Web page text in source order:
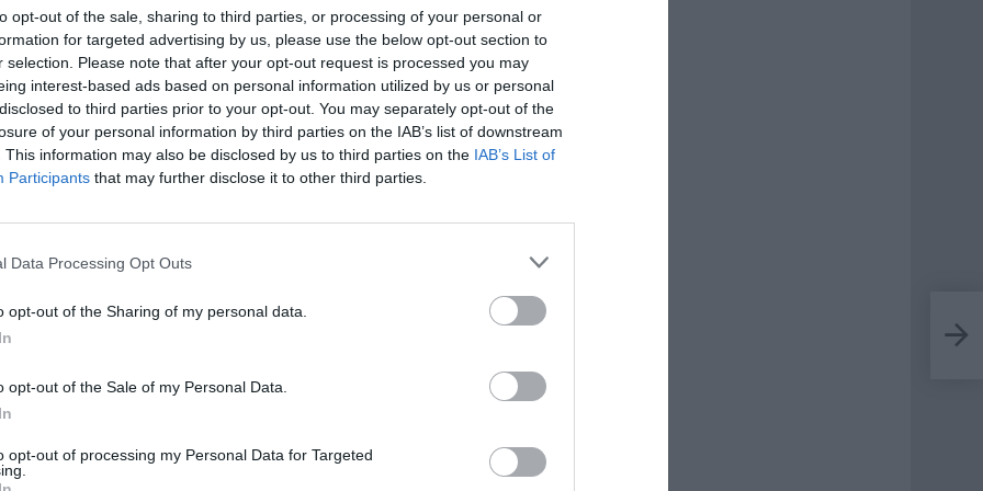
opt-out of the sale, sharing to third parties, or processing of your personal or
for targeted advertising by us, please use the below opt-out section to
selection. Please note that after your opt-out request is processed you may
interest-based ads based on personal information utilized by us or personal
to third parties prior to your opt-out. You may separately opt-out of the
of your personal information by third parties on the IAB’s list of downstream
This information may also be disclosed by us to third parties on the IAB’s List of
Participants that may further disclose it to other third parties.
Data Processing Opt Outs
opt-out of the Sharing of my personal data.
opt-out of the Sale of my Personal Data.
opt-out of processing my Personal Data for Targeted
et la foi. Dites-moi, qui a la foi? Et qui n’a
on accuse et on récuse, on s’amuse, on
et des refuges pour se donner bonne
digne qui prône l’intolérance, il n’y a que
crie le nom de Dieu avant d’abattre son
odieux Quand un «religieux pieux» lève les
perpétré à la bombe, pour quel dieu
tant? Peut-on vraiment tuer de sang-froid
prophète, saint ou envoyé de Dieu? Est-ce
mains tâchées de sang, le venin au bout de